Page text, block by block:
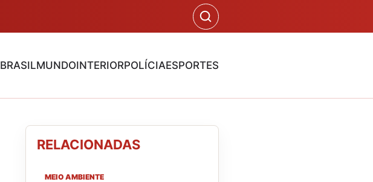
BRASILMUNDOINTERIORPOLÍCIAESPORTES
RELACIONADAS
MEIO AMBIENTE